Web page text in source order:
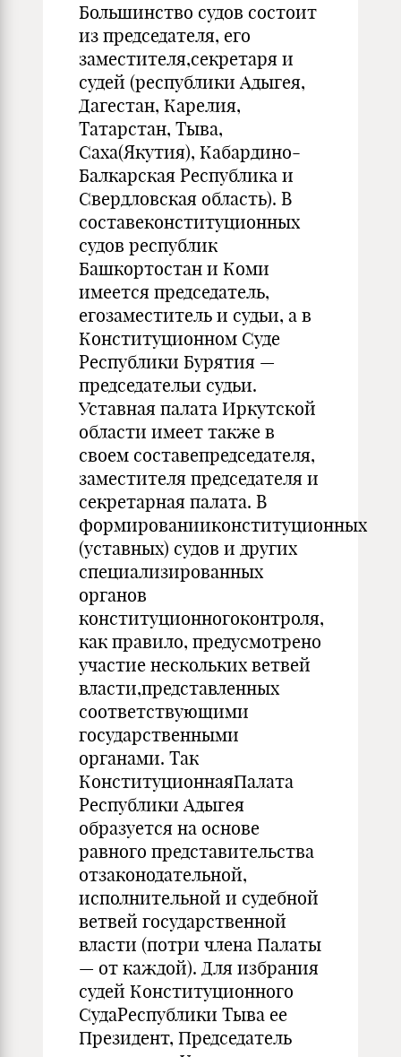
Большинство судов состоит
из председателя, его
заместителя,секретаря и
судей (республики Адыгея,
Дагестан, Карелия,
Татарстан, Тыва,
Саха(Якутия), Кабардино-
Балкарская Республика и
Свердловская область). В
составеконституционных
судов республик
Башкортостан и Коми
имеется председатель,
егозаместитель и судьи, а в
Конституционном Суде
Республики Бурятия —
председательи судьи.
Уставная палата Иркутской
области имеет также в
своем составепредседателя,
заместителя председателя и
секретарная палата. В
формированииконституционных
(уставных) судов и других
специализированных
органов
конституционногоконтроля,
как правило, предусмотрено
участие нескольких ветвей
власти,представленных
соответствующими
государственными
органами. Так
КонституционнаяПалата
Республики Адыгея
образуется на основе
равного представительства
отзаконодательной,
исполнительной и судебной
ветвей государственной
власти (потри члена Палаты
— от каждой). Для избрания
судей Конституционного
СудаРеспублики Тыва ее
Президент, Председатель